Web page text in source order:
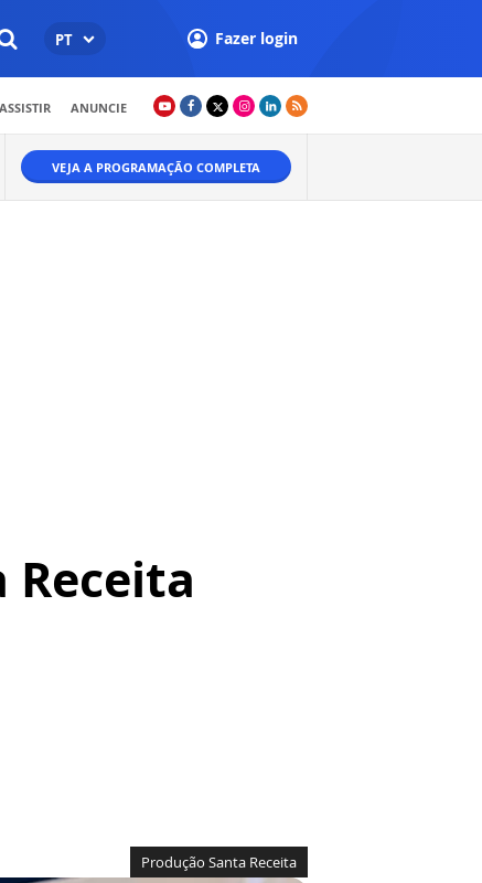
PT Fazer login
ANUNCIE
VEJA A PROGRAMAÇÃO COMPLETA
Receita
Produção Santa Receita